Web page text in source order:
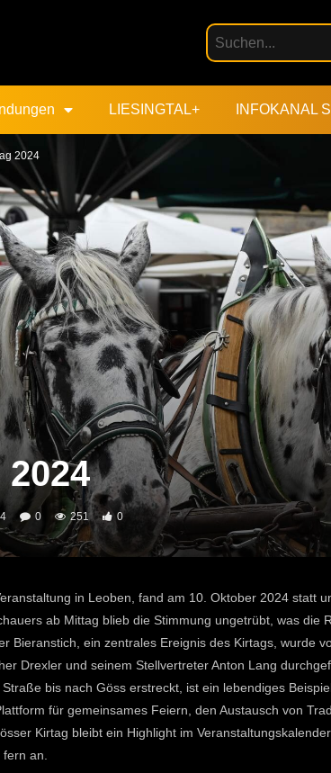
LIESINGTAL+ INFOKANAL
2024
0 251 0
in Leoben, fand am 10. Oktober 2024 statt
ab Mittag blieb die Stimmung ungetrübt, was die
Bieranstich, ein zentrales Ereignis des Kirtags, wurde
Drexler und seinem Stellvertreter Anton Lang
bis nach Göss erstreckt, ist ein lebendiges
für gemeinsames Feiern, den Austausch von
Kirtag bleibt ein Highlight im
fern an.